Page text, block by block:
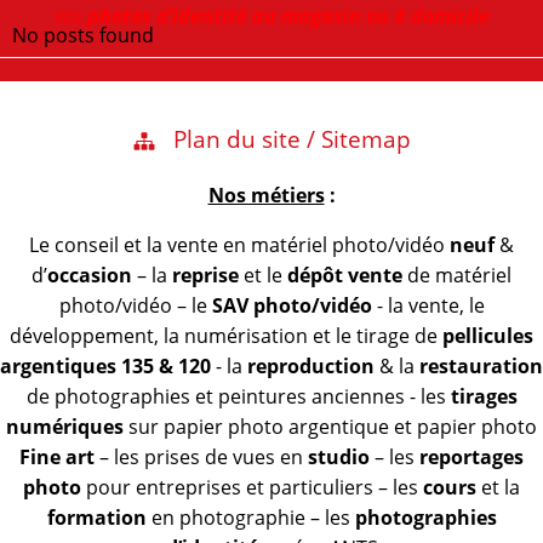
vos photos d’identité au magasin ou à domicile
No posts found
Plan du site / Sitemap
Nos métiers:
Le conseil et la vente en matériel photo/vidéo neuf&
d’occasion – la reprise et ledépôt vente de matériel
photo/vidéo – leSAV photo/vidéo- la vente, le
développement, la numérisation et le tirage de pellicules
argentiques 135 & 120- la reproduction & la restauration
de photographies et peintures anciennes - les tirages
numériquessur papier photo argentique et papier photo
Fine art– les prises de vues en studio– les reportages
photo pour entreprises et particuliers – les cours et la
formation en photographie – les photographies